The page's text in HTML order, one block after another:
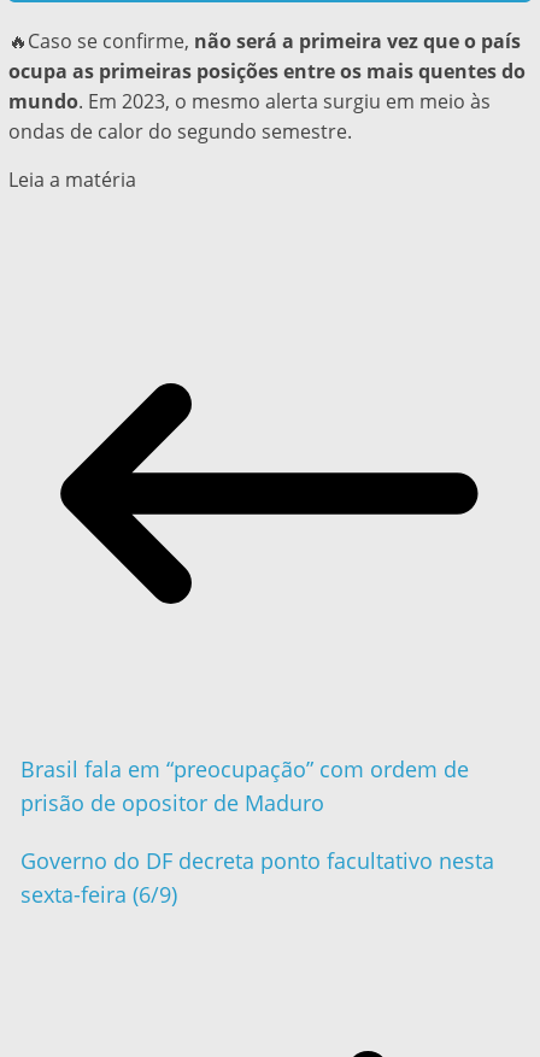
🔥Caso se confirme, não será a primeira vez que o país
ocupa as primeiras posições entre os mais quentes do
mundo. Em 2023, o mesmo alerta surgiu em meio às
ondas de calor do segundo semestre.
Leia a matéria
Brasil fala em “preocupação” com ordem de
prisão de opositor de Maduro
Governo do DF decreta ponto facultativo nesta
sexta-feira (6/9)